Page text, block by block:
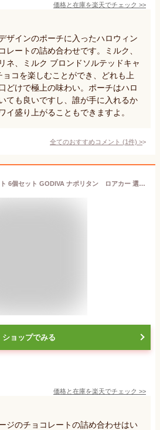
価格と在庫を楽天でチェック >>
ザインのポーチに入ったハロウィン
レートの詰め合わせです。ミルク、
ネ、ミルク ブロンドソルテッドキャ
コを楽しむことができ、どれも上
どけで極上の味わい。ポーチはハロ
ても良いですし、誰が手に入れるか
イ盛り上がることもできますよ。
全てのおすすめコメント (1件) >
ハロウィン プチギフト 6個セット GODIVA ナポリタン ロアカー 選べる ギフト 個包装 ラッピング済み おしゃれ かわいい ハロウィーン お礼 贈りもの プレゼント
ショップでみる
価格と在庫を楽天でチェック >>
ジのチョコレートの詰め合わせはい